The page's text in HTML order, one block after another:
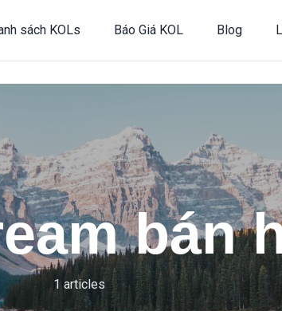
sách KOLs Báo Giá KOL Blog
bán
1 articles